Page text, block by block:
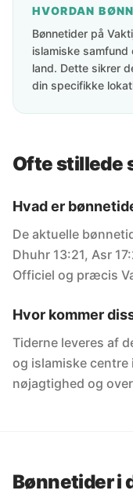
HVORDAN
Bønnetider på
islamiske
land. Dette sikrer
din specifikke
Ofte stillede
Hvad er
De aktuelle
Dhuhr 13:21, Asr
Officiel og præcis
Hvor kommer
Tiderne leveres af
og islamiske centre
nøjagtighed og
Bønnetider i